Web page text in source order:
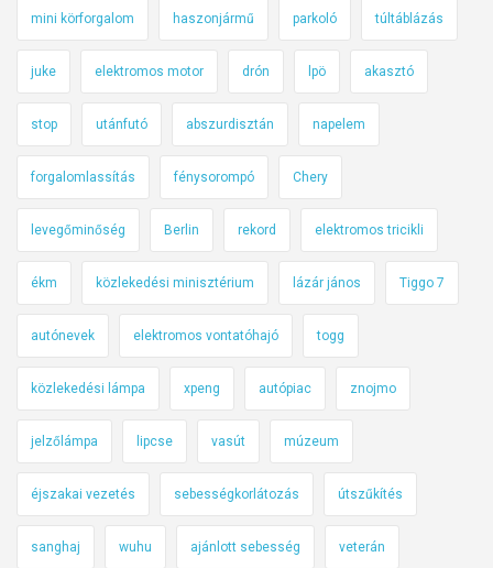
mini körforgalom haszonjármű parkoló túltáblázás
juke elektromos motor drón lpö akasztó
stop utánfutó abszurdisztán napelem
forgalomlassítás fénysorompó Chery
levegőminőség Berlin rekord elektromos tricikli
ékm közlekedési minisztérium lázár jános Tiggo 7
autónevek elektromos vontatóhajó togg
közlekedési lámpa xpeng autópiac znojmo
jelzőlámpa lipcse vasút múzeum
éjszakai vezetés sebességkorlátozás útszűkítés
sanghaj wuhu ajánlott sebesség veterán